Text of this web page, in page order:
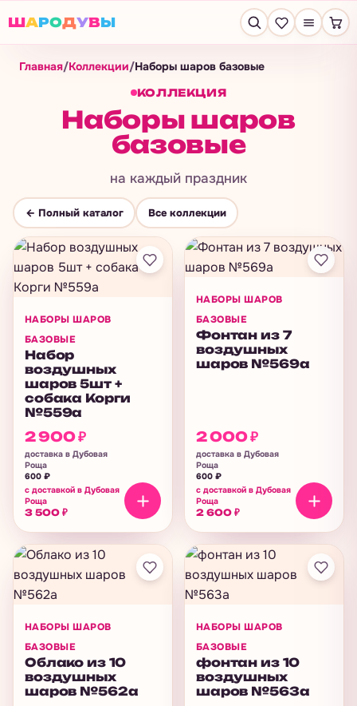
ШАРОДУВЫ
Главная/Коллекции/Наборы шаров базовые
КОЛЛЕКЦИЯ
Наборы шаров
базовые
на каждый праздник
← Полный каталог Все коллекции
НАБОРЫ ШАРОВ
БАЗОВЫЕ
Набор
воздушных
шаров 5шт +
собака Корги
№559а
2 900₽
доставка в Дубовая
Роща
600 ₽
с доставкой в Дубовая
Роща
3 500 ₽
НАБОРЫ ШАРОВ
БАЗОВЫЕ
Фонтан из 7
воздушных
шаров №569а
2 000₽
доставка в Дубовая
Роща
600 ₽
с доставкой в Дубовая
Роща
2 600 ₽
НАБОРЫ ШАРОВ
БАЗОВЫЕ
Облако из 10
воздушных
шаров №562а
НАБОРЫ ШАРОВ
БАЗОВЫЕ
фонтан из 10
воздушных
шаров №563а